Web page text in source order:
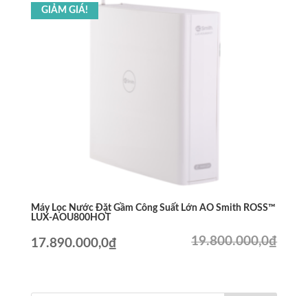
19.800.000,0₫.
GIẢM GIÁ!
Máy Lọc Nước Đặt Gầm Công Suất Lớn AO Smith ROSS™
LUX-AOU800HOT
19.800.000,0₫
Giá
17.890.000,0₫Giá